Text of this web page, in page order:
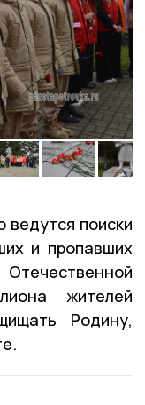
ведутся поиски
и пропавших
жителей
Родину,